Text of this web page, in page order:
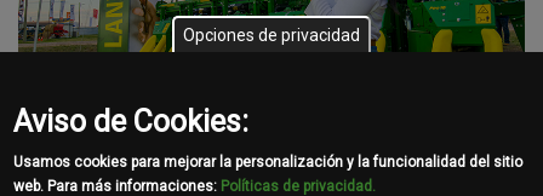
VIDEO RESUMEN
Opciones de privacidad
Aviso de Cookies:
Usamos cookies para mejorar la personalización y la funcionalidad del sitio
web. Para más informaciones: Políticas de privacidad.